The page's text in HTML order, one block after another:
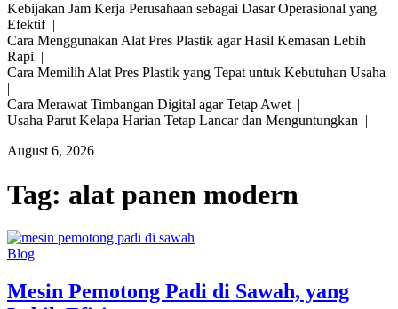
Kebijakan Jam Kerja Perusahaan sebagai Dasar Operasional yang
Efektif |
Cara Menggunakan Alat Pres Plastik agar Hasil Kemasan Lebih
Rapi |
Cara Memilih Alat Pres Plastik yang Tepat untuk Kebutuhan Usaha
|
Cara Merawat Timbangan Digital agar Tetap Awet |
Usaha Parut Kelapa Harian Tetap Lancar dan Menguntungkan |
August 6, 2026
Tag: alat panen modern
Blog
Mesin Pemotong Padi di Sawah, yang